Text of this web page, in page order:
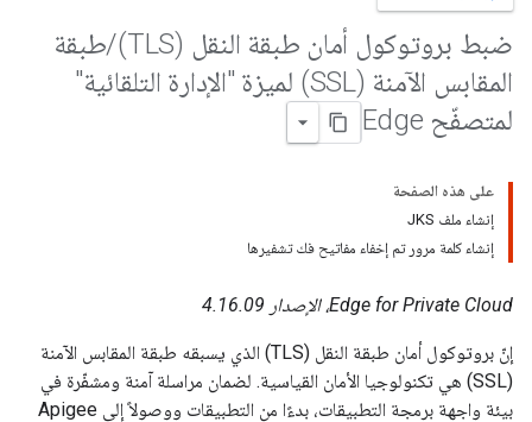
ضبط بروتوكول أمان طبقة النقل (TLS) /طبقة
المقابس الآمنة (SSL) لميزة "الإدارة التلقائية"
لمتصفّح Edge
على هذه الصفحة
إنشاء ملف JKS
إنشاء كلمة مرور تم إخفاء مفاتيح فك تشفيرها
Edge for Private Cloud، الإصدار 4.16.09
إنّ بروتوكول أمان طبقة النقل (TLS) الذي يسبقه طبقة المقابس الآمنة
(SSL) هي تكنولوجيا الأمان القياسية. لضمان مراسلة آمنة ومشفّرة في
بيئة واجهة برمجة التطبيقات، بدءًا من التطبيقات ووصولاً إلى Apigee